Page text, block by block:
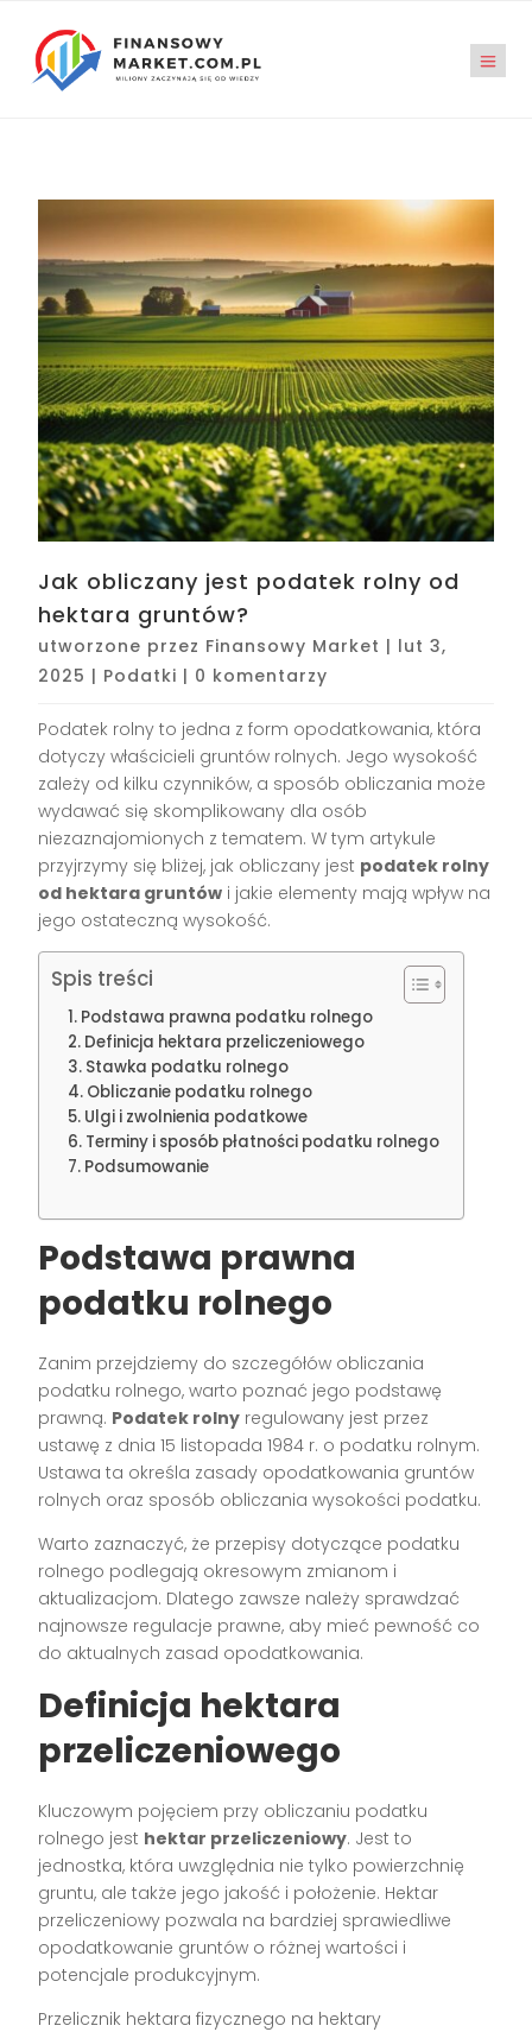
Jak obliczany jest podatek rolny od
hektara gruntów?
utworzone przez Finansowy Market | lut 3,
2025 | Podatki | 0 komentarzy
Podatek rolny to jedna z form opodatkowania, która
dotyczy właścicieli gruntów rolnych. Jego wysokość
zależy od kilku czynników, a sposób obliczania może
wydawać się skomplikowany dla osób
niezaznajomionych z tematem. W tym artykule
przyjrzymy się bliżej, jak obliczany jest podatek rolny
od hektara gruntów i jakie elementy mają wpływ na
jego ostateczną wysokość.
Spis treści
Podstawa prawna podatku rolnego
Definicja hektara przeliczeniowego
Stawka podatku rolnego
Obliczanie podatku rolnego
Ulgi i zwolnienia podatkowe
Terminy i sposób płatności podatku rolnego
Podsumowanie
Podstawa prawna
podatku rolnego
Zanim przejdziemy do szczegółów obliczania
podatku rolnego, warto poznać jego podstawę
prawną. Podatek rolny regulowany jest przez
ustawę z dnia 15 listopada 1984 r. o podatku rolnym.
Ustawa ta określa zasady opodatkowania gruntów
rolnych oraz sposób obliczania wysokości podatku.
Warto zaznaczyć, że przepisy dotyczące podatku
rolnego podlegają okresowym zmianom i
aktualizacjom. Dlatego zawsze należy sprawdzać
najnowsze regulacje prawne, aby mieć pewność co
do aktualnych zasad opodatkowania.
Definicja hektara
przeliczeniowego
Kluczowym pojęciem przy obliczaniu podatku
rolnego jest hektar przeliczeniowy. Jest to
jednostka, która uwzględnia nie tylko powierzchnię
gruntu, ale także jego jakość i położenie. Hektar
przeliczeniowy pozwala na bardziej sprawiedliwe
opodatkowanie gruntów o różnej wartości i
potencjale produkcyjnym.
Przelicznik hektara fizycznego na hektary